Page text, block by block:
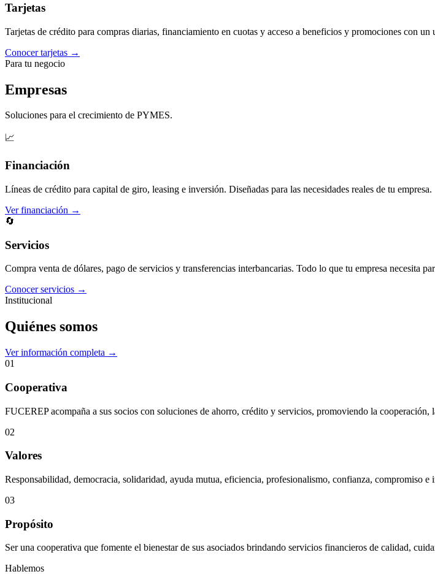
Tarjetas
Tarjetas de crédito para compras diarias, financiamiento en cuotas y acceso a beneficios y promociones con un
Conocer tarjetas →
Para tu negocio
Empresas
Soluciones para el crecimiento de PYMES.
📈
Financiación
Líneas de crédito para capital de giro, leasing e inversión. Diseñadas para las necesidades reales de tu empresa.
Ver financiación →
🔄
Servicios
Compra venta de dólares, pago de servicios y transferencias interbancarias. Todo lo que tu empresa necesita
Conocer servicios →
Institucional
Quiénes somos
Ver información completa →
01
Cooperativa
FUCEREP acompaña a sus socios con soluciones de ahorro, crédito y servicios, promoviendo la cooperación,
02
Valores
Responsabilidad, democracia, solidaridad, ayuda mutua, eficiencia, profesionalismo, confianza, compromiso
03
Propósito
Ser una cooperativa que fomente el bienestar de sus asociados brindando servicios financieros de calidad,
Hablemos